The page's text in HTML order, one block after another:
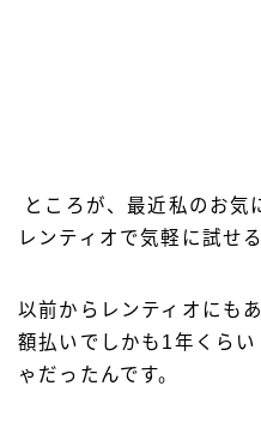
ところが、最近私のお気
レンティオで気軽に試せ
以前からレンティオにも
額払いでしかも1年くら
ゃだったんです。